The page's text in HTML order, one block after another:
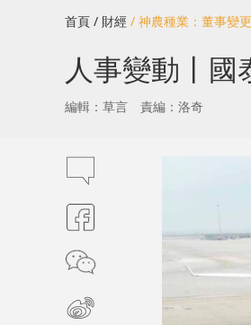
首頁 / 財經 / 神農種業：董事變
人事變動丨國
編輯：草言 責編：洛奇